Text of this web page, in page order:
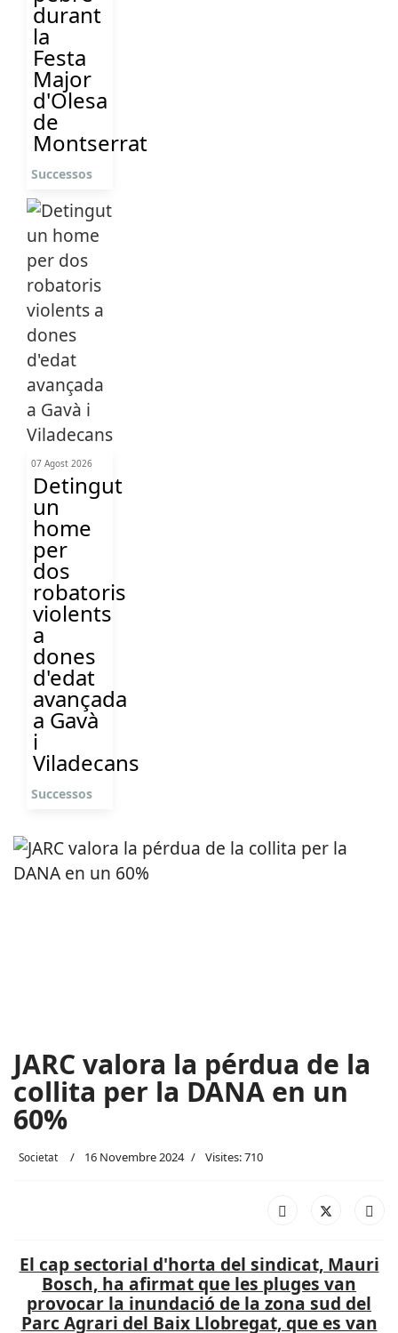
durant
la
Festa
Major
d'Olesa
de
Montserrat
Successos
07 Agost 2026
Detingut
un
home
per
dos
robatoris
violents
a
dones
d'edat
avançada
a Gavà
i
Viladecans
Successos
JARC valora la pérdua de la
collita per la DANA en un
60%
Societat 16 Novembre 2024 Visites: 710
El cap sectorial d'horta del sindicat, Mauri
Bosch, ha afirmat que les pluges van
provocar la inundació de la zona sud del
Parc Agrari del Baix Llobregat, que es van